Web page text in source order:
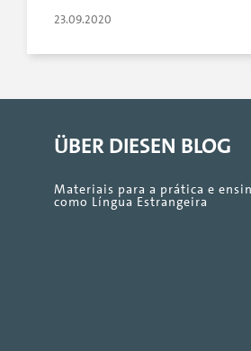
23.09.2020
ÜBER DIESEN BLOG
Materiais para a prática e
como Língua Estrangeira